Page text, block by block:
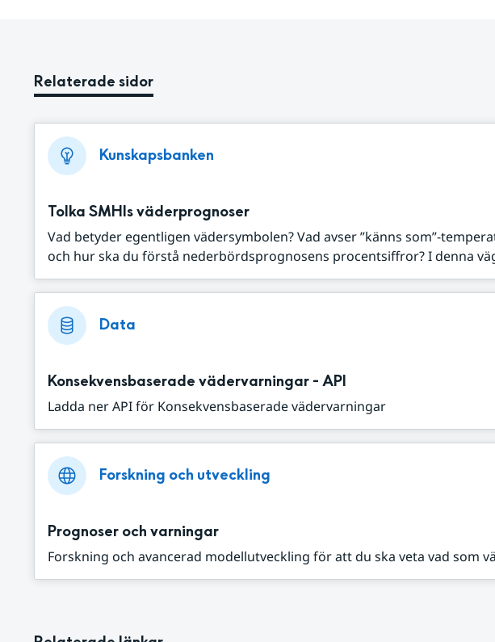
Relaterade sidor
Kunskapsbanken
Tolka SMHIs väderprognoser
Vad betyder egentligen vädersymbolen? Vad avser ”känns som”-
och hur ska du förstå nederbördsprognosens procentsiffror? I denna
Data
Konsekvensbaserade vädervarningar - API
Ladda ner API för Konsekvensbaserade vädervarningar
Forskning och utveckling
Prognoser och varningar
Forskning och avancerad modellutveckling för att du ska veta vad som